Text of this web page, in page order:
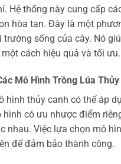
Hệ thống này cung cấp
hòa tan. Đây là một
trường sống của cây. Nó
cách hiệu quả và tối ưu.
Mô Hình Trồng Lúa Thủy
hình thủy canh có thể áp
hình có ưu nhược điểm
nhau. Việc lựa chọn mô
để đảm bảo thành công.